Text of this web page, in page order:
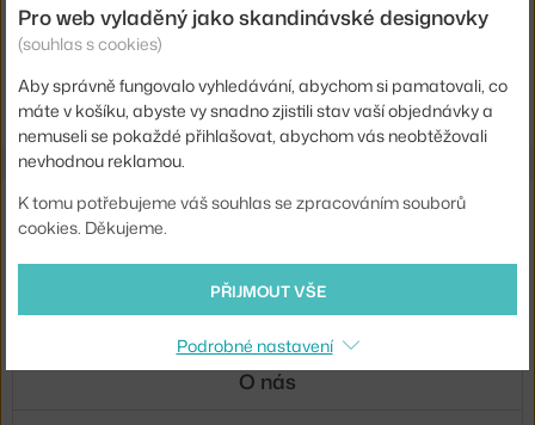
Ste zo Slovenska? Prejdite na
Misy a misky
Shopping from the EU? Switch to Bowls and dishes
Pro web vyladěný jako skandinávské designovky
(souhlas s cookies)
Aby správně fungovalo vyhledávání, abychom si pamatovali, co
máte v košíku, abyste vy snadno zjistili stav vaší objednávky a
nemuseli se pokaždé přihlašovat, abychom vás neobtěžovali
nevhodnou reklamou.
K tomu potřebujeme váš souhlas se zpracováním souborů
cookies. Děkujeme.
PŘIJMOUT VŠE
Podrobné nastavení
Novinky e-mailem
ODESLAT
Přihlášením souhlasíte sezpracováním osobních údajů.
O nás